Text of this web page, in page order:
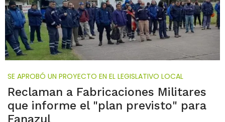
SE APROBÓ UN PROYECTO EN EL LEGISLATIVO LOCAL
Reclaman a Fabricaciones Militares
que informe el "plan previsto" para
Fanazul